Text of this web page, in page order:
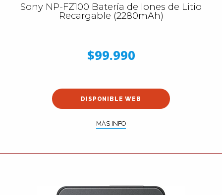
Sony NP-FZ100 Batería de Iones de Litio
Recargable (2280mAh)
$99.990
DISPONIBLE WEB
MÁS INFO